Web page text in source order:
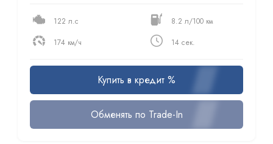
122 л.с
8.2 л/100 км
174 км/ч
14 сек.
Купить в кредит %
Обменять по Trade-In